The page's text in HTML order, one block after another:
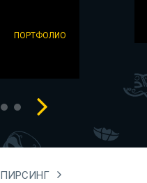
ПОРТФОЛИО
ПИРСИНГ